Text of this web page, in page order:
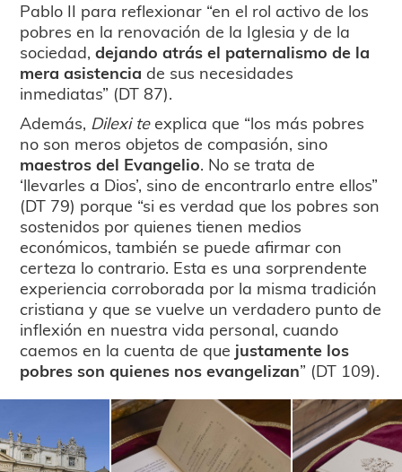
Pablo II para reflexionar “en el rol activo de los
pobres en la renovación de la Iglesia y de la
sociedad,dejando atrás el paternalismo de la
mera asistencia de sus necesidades
inmediatas” (DT 87).
Además, Dilexi teexplica que “los más pobres
no son meros objetos de compasión, sino
maestros del Evangelio. No se trata de
‘llevarles a Dios’, sino de encontrarlo entre ellos”
(DT 79) porque “si es verdad que los pobres son
sostenidos por quienes tienen medios
económicos, también se puede afirmar con
certeza lo contrario. Esta es una sorprendente
experiencia corroborada por la misma tradición
cristiana y que se vuelve un verdadero punto de
inflexión en nuestra vida personal, cuando
caemos en la cuenta de que justamente los
pobres son quienes nos evangelizan” (DT 109).